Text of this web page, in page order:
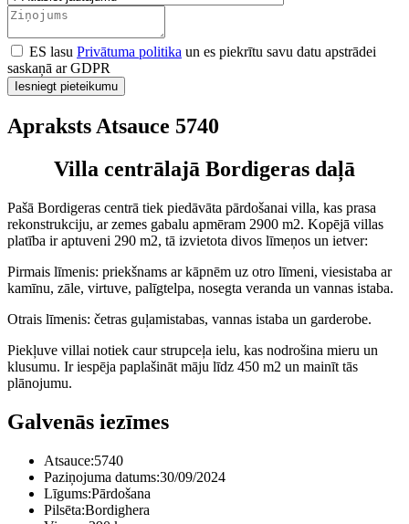
ES lasu Privātuma politika un es piekrītu savu datu apstrādei
saskaņā ar GDPR
Iesniegt pieteikumu
Apraksts Atsauce 5740
Villa centrālajā Bordigeras daļā
Pašā Bordigeras centrā tiek piedāvāta pārdošanai villa, kas prasa
rekonstrukciju, ar zemes gabalu apmēram 2900 m2. Kopējā villas
platība ir aptuveni 290 m2, tā izvietota divos līmeņos un ietver:
Pirmais līmenis: priekšnams ar kāpnēm uz otro līmeni, viesistaba ar
kamīnu, zāle, virtuve, palīgtelpa, nosegta veranda un vannas istaba.
Otrais līmenis: četras guļamistabas, vannas istaba un garderobe.
Piekļuve villai notiek caur strupceļa ielu, kas nodrošina mieru un
klusumu. Ir iespēja paplašināt māju līdz 450 m2 un mainīt tās
plānojumu.
Galvenās iezīmes
Atsauce:5740
Paziņojuma datums:30/09/2024
Līgums:Pārdošana
Pilsēta:Bordighera